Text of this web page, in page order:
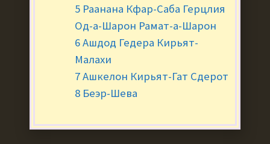
5 Раанана Кфар-Саба Герцлия
Од-а-Шарон Рамат-а-Шарон
6 Ашдод Гедера Кирьят-
Малахи
7 Ашкелон Кирьят-Гат Сдерот
8 Беэр-Шева